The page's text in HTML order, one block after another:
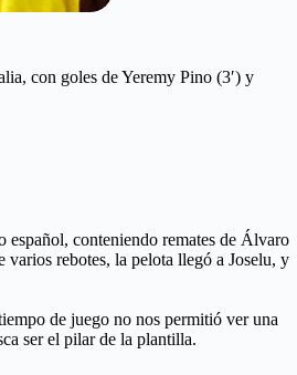
con goles de Yeremy Pino (3′) y
español, conteniendo remates de Álvaro
rebotes, la pelota llegó a Joselu, y
de juego no nos permitió ver una
ser el pilar de la plantilla.